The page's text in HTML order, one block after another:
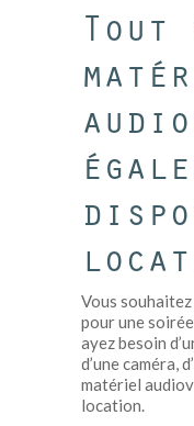
Tout
Vous
pour une
ayez besoin
d’une caméra,
matériel
location.